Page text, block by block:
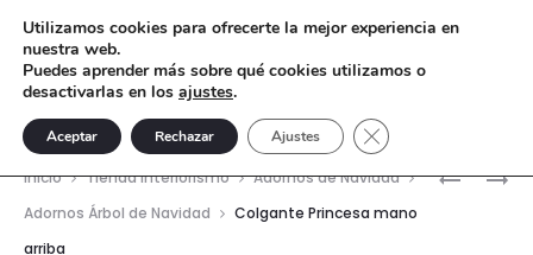
Inicio Tienda interiorismo
Adornos de Navidad
Adornos Árbol de Navidad
Colgante Princesa mano
arriba
Utilizamos cookies para ofrecerte la mejor experiencia en
nuestra web.
Puedes aprender más sobre qué cookies utilizamos o
desactivarlas en los ajustes.
Aceptar Rechazar Ajustes Cerrar el banner de